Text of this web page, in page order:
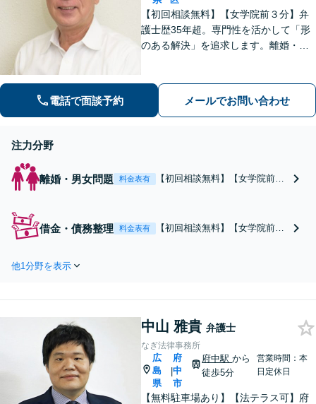
い。
【初回相談無料】【女学院前３分】弁
護士歴35年超。専門性を活かして「形
のある解決」を追求します。離婚・債
話しやすい弁護士に是非ご相談くださ
い。（合同庁舎内郵便局近く）
電話で面談予約 メールでお問い合わせ
注力分野
離婚・男女問題 料金表有
【初回相談無料】【女学院前３
を目指します。35年超の経験を
活かして、協議・調停・訴訟の
借金・債務整理 料金表有
【初回相談無料】【女学院前３
さい。自己破産・任意整理な
を目指します。（合同庁舎内郵
便局近く）
他1分野を表示
中山 雅貴 弁護士
なぎ法律事務所
広
島
県
|
府
中
市
府中駅から
徒歩5分
営業時間：本
日定休日
【無料駐車場あり】【法テラス可】府